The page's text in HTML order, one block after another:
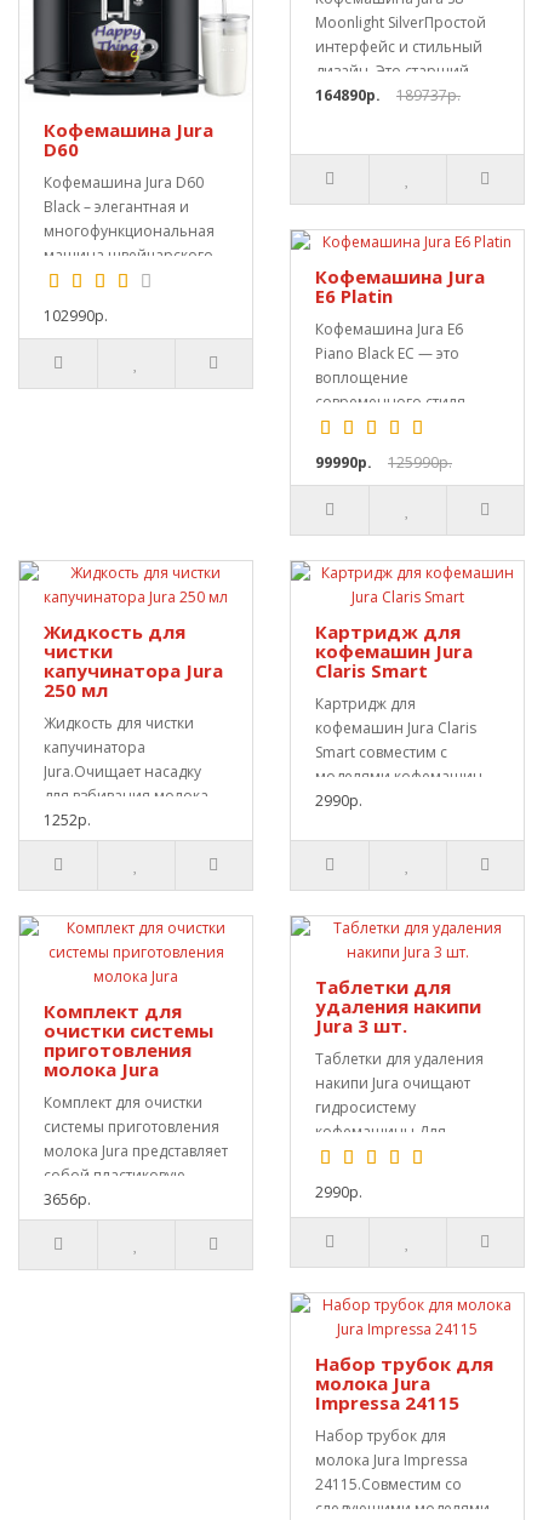
Кофемашина Jura
D60
Кофемашина Jura D60
Black – элегантная и
многофункциональная
машина швейцарского
происхождения, глав..
102990р.
Moonlight SilverПростой
интерфейс и стильный
дизайн. Это старший
брат модели Jura..
164890р. 189737р.
Кофемашина Jura
E6 Platin
Кофемашина Jura E6
Piano Black EC — это
воплощение
современного стиля,
передовых технологи..
99990р.
125990р.
Жидкость для
чистки
капучинатора Jura
250 мл
Жидкость для чистки
капучинатора
Jura.Очищает насадку
для взбивания молока.
Объем бутылочки 250
милл..
1252р.
Картридж для
кофемашин Jura
Claris Smart
Картридж для
кофемашин Jura Claris
Smart совместим с
моделями кофемашин
Jura E6 и Z6. В компле..
2990р.
Комплект для
очистки системы
приготовления
молока Jura
Комплект для очистки
системы приготовления
молока Jura представляет
собой пластиковую
емкость и спец..
3656р.
Таблетки для
удаления накипи
Jura 3 шт.
Таблетки для удаления
накипи Jura очищают
гидросистему
кофемашины.Для
качественной очистки
2990р.
Набор трубок для
молока Jura
Impressa 24115
Набор трубок для
молока Jura Impressa
24115.Cовместим со
следующими моделями